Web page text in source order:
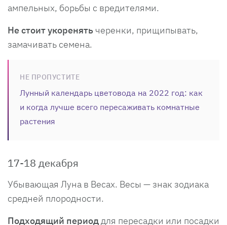
ампельных, борьбы с вредителями.
Не стоит укоренять черенки, прищипывать,
замачивать семена.
НЕ ПРОПУСТИТЕ
Лунный календарь цветовода на 2022 год: как
и когда лучше всего пересаживать комнатные
растения
17-18 декабря
Убывающая Луна в Весах. Весы — знак зодиака
средней плородности.
Подходящий периоддля пересадки или посадки